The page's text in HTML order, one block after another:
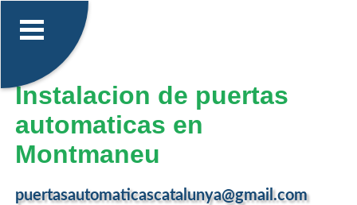
Instalacion de puertas
automaticas en
Montmaneu
puertasautomaticascatalunya@gmail.com